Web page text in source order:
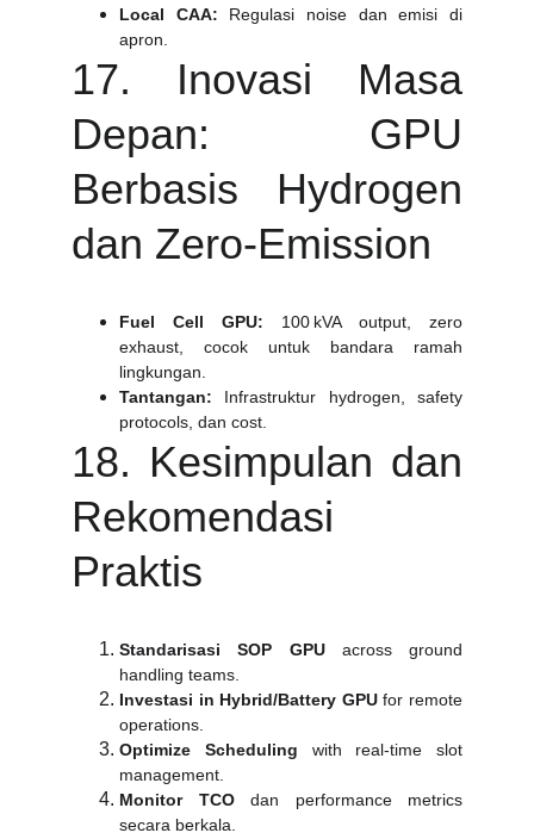
Local CAA: Regulasi noise dan emisi di
apron.
17. Inovasi Masa
Depan: GPU
Berbasis Hydrogen
dan Zero‑Emission
Fuel Cell GPU: 100 kVA output, zero
exhaust, cocok untuk bandara ramah
lingkungan.
Tantangan: Infrastruktur hydrogen, safety
protocols, dan cost.
18. Kesimpulan dan
Rekomendasi
Praktis
Standarisasi SOP GPUacross ground
handling teams.
Investasi in Hybrid/Battery GPUfor remote
operations.
Optimize Scheduling with real‑time slot
management.
Monitor TCOdan performance metrics
secara berkala.